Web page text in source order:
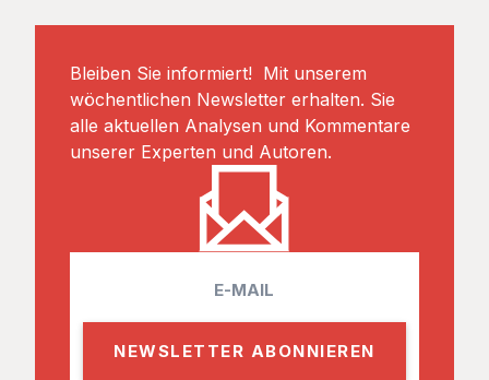
Bleiben Sie informiert! Mit unserem
wöchentlichen Newsletter erhalten. Sie
alle aktuellen Analysen und Kommentare
unserer Experten und Autoren.
a